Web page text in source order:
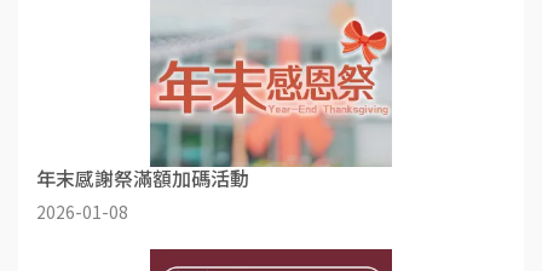
年末感謝祭滿額加碼活動
2026-01-08